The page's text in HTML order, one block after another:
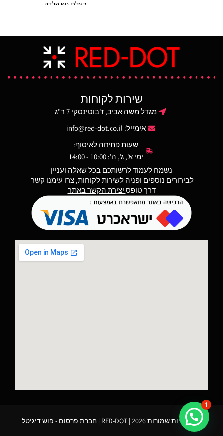
בעלת גוף פלדה.
שירות לקוחות
מגדל משה אביב, ז'בוטינסקי 7 ר"ג
אימייל: info@red-dot.co.il
שעות פתיחה לאיסוף:
ימי א', ג', ה': 10:00 - 14:00
נשמח לעמוד לרשותכם בכל שאלה ועניין
לבירורים נוספים ופניה לשירות לקוחות, צרו עימנו קשר
דרך טופס יצירת הקשר באתר
כל הזכויות שמורות 2026 | RED-DOT | חברת פרסום - פוש דיגיטל
1